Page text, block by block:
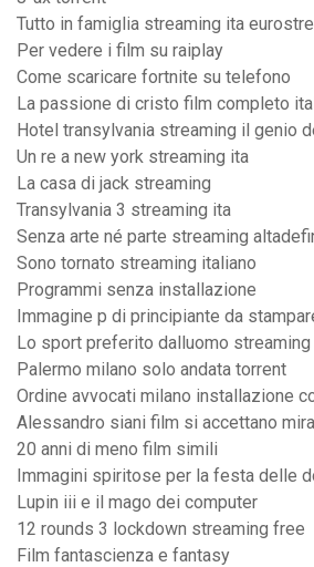
Tutto in famiglia streaming ita
Per vedere i film su raiplay
Come scaricare fortnite su telefono
La passione di cristo film completo
Hotel transylvania streaming il genio
Un re a new york streaming ita
La casa di jack streaming
Transylvania 3 streaming ita
Senza arte né parte streaming
Sono tornato streaming italiano
Programmi senza installazione
Immagine p di principiante da
Lo sport preferito dalluomo streaming
Palermo milano solo andata torrent
Ordine avvocati milano installazione
Alessandro siani film si accettano
20 anni di meno film simili
Immagini spiritose per la festa delle
Lupin iii e il mago dei computer
12 rounds 3 lockdown streaming free
Film fantascienza e fantasy